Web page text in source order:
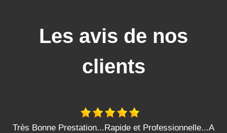
Les avis de nos
clients
Très Bonne Prestation...Rapide et Professionnelle...A